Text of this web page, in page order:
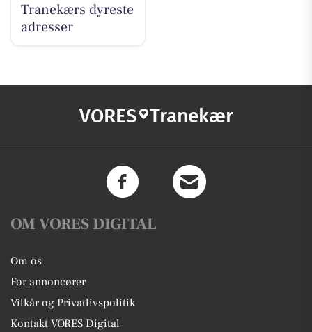
Tranekærs dyreste
adresser
VORES Tranekær
OM VORES DIGITAL
Om os
For annoncører
Vilkår og Privatlivspolitik
Kontakt VORES Digital